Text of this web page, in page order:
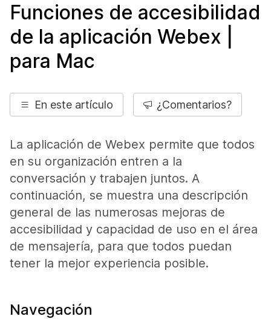
Funciones de accesibilidad
de la aplicación Webex |
para Mac
En este artículo ¿Comentarios?
La aplicación de Webex permite que todos
en su organización entren a la
conversación y trabajen juntos. A
continuación, se muestra una descripción
general de las numerosas mejoras de
accesibilidad y capacidad de uso en el área
de mensajería, para que todos puedan
tener la mejor experiencia posible.
Navegación